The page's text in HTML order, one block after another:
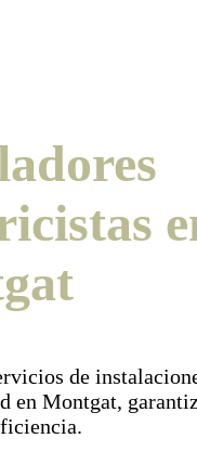
de
en Montgat,